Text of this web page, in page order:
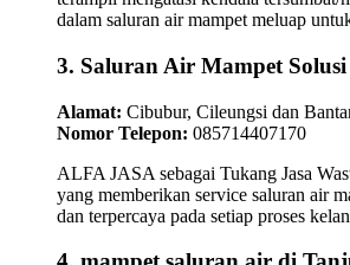
dalam saluran air mampet meluap
3. Saluran Air Mampet
Alamat: Cibubur, Cileungsi dan
Nomor Telepon: 085714407170
ALFA JASA sebagai Tukang Jasa
yang memberikan service saluran air
dan terpercaya pada setiap proses